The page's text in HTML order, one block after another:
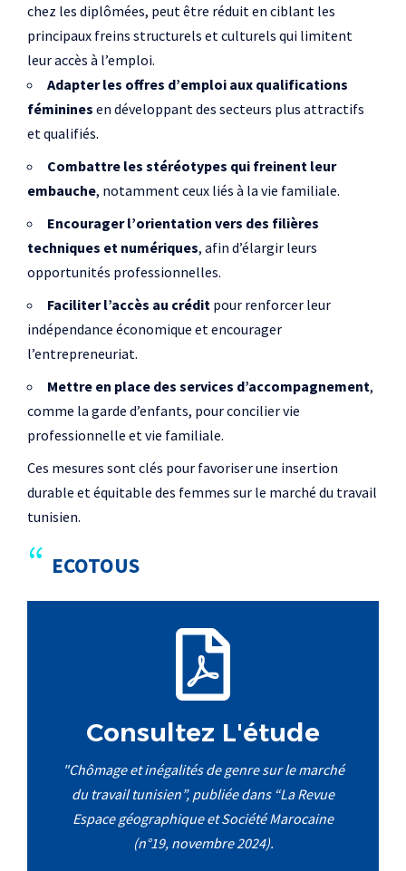
chez les diplômées, peut être réduit en ciblant les
principaux freins structurels et culturels qui limitent
leur accès à l’emploi.
Adapter les offres d’emploi aux qualifications
féminines en développant des secteurs plus attractifs
et qualifiés.
Combattre les stéréotypes qui freinent leur
embauche, notamment ceux liés à la vie familiale.
Encourager l’orientation vers des filières
techniques et numériques, afin d’élargir leurs
opportunités professionnelles.
Faciliter l’accès au crédit pour renforcer leur
indépendance économique et encourager
l’entrepreneuriat.
Mettre en place des services d’accompagnement,
comme la garde d’enfants, pour concilier vie
professionnelle et vie familiale.
Ces mesures sont clés pour favoriser une insertion
durable et équitable des femmes sur le marché du travail
tunisien.
ECOTOUS
Consultez L'étude
"Chômage et inégalités de genre sur le marché
du travail tunisien”, publiée dans “La Revue
Espace géographique et Société Marocaine
(n°19, novembre 2024).